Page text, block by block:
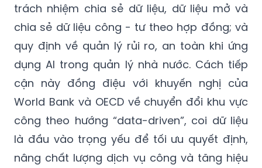
trách nhiệm chia sẻ dữ liệu, dữ liệu mở và
chia sẻ dữ liệu công - tư theo hợp đồng; và
quy định về quản lý rủi ro, an toàn khi ứng
dụng AI trong quản lý nhà nước. Cách tiếp
cận này đồng điệu với khuyến nghị của
World Bank và OECD về chuyển đổi khu vực
công theo hướng “data-driven”, coi dữ liệu
là đầu vào trọng yếu để tối ưu quyết định,
nâng chất lượng dịch vụ công và tăng hiệu